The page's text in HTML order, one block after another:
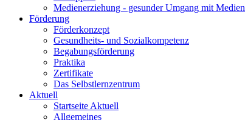
Medienerziehung - gesunder Umgang mit Medien
Förderung
Förderkonzept
Gesundheits- und Sozialkompetenz
Begabungsförderung
Praktika
Zertifikate
Das Selbstlernzentrum
Aktuell
Startseite Aktuell
Allgemeines